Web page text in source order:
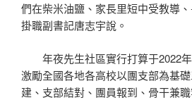
們在柴米油鹽、家長里短中受教導
掛職副書記唐志宇說。
年夜先生社區實行打算于2022年
激勵全國各地各高校以團支部為基
建、支部結對、團員報到、骨干兼